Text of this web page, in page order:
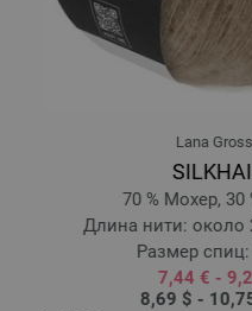
Lana
70 % Мохер, 30
Длина нити: около
Размер спиц:
7,44 € -
8,69 $ -